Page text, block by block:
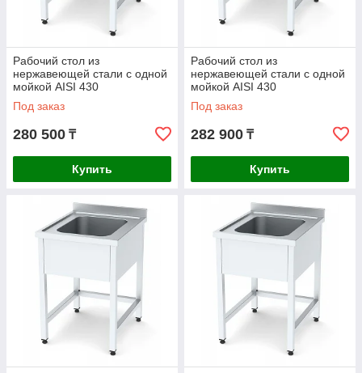
Рабочий стол из
нержавеющей стали с одной
мойкой AISI 430
1200x700x850mm
Под заказ
280 500 ₸
Купить
Рабочий стол из
нержавеющей стали с одной
мойкой AISI 430
1400x600x850mm
Под заказ
282 900 ₸
Купить